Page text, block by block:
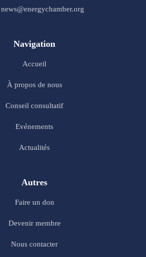
news@energychamber.org
Navigation
Accueil
À propos de nous
Conseil consultatif
Evénements
Actualités
Autres
Faire un don
Devenir membre
Nous contacter